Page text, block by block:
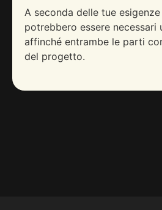
A seconda delle tue
potrebbero essere necessari
affinché entrambe le parti
del progetto.